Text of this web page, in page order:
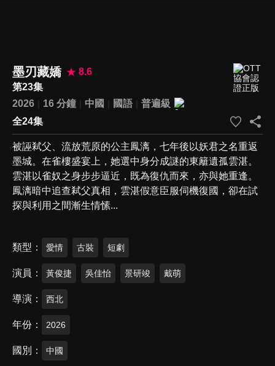
墨刃藏嬌
8.6
第23集
2026
16 分鐘 中國 國語
普遍級
全24集
被誣弒父、流放荒原的公主鳳漓，七年後以妖君之名重返
墨城。在雀樓盛宴上，她選中身分成謎的東籬遺孤雲湛。
雲湛以雀奴之身步步逼近，既為復仇而來，亦與她重逢。
鳳漓暗中追查弒父真相，雲湛假意臣服伺機復國，卻在試
探與利用之間漸生情愫...
類型 愛情 古裝 短劇
演員 黃俊捷 吳佳怡 景研竣 戴萌
導演 西北
年份 2026
國別 中國